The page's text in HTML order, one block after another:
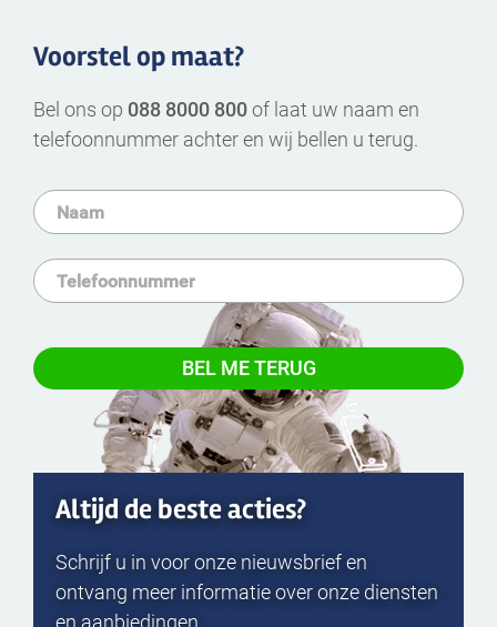
Voorstel op maat?
Bel ons op 088 8000 800of laat uw naam en
telefoonnummer achter en wij bellen u terug.
Altijd de beste acties?
Schrijf u in voor onze nieuwsbrief en
ontvang meer informatie over onze diensten
en aanbiedingen.